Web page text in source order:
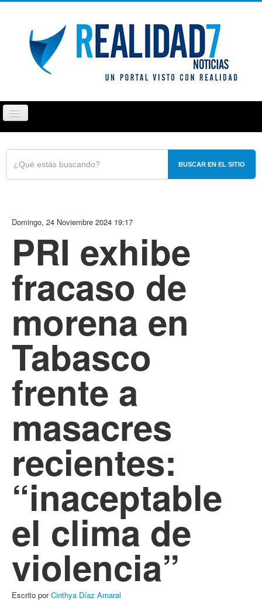
Cambiar
navegación
PUEBLA TLAXCALA OPINIÓN
BUSCAR EN EL SITIO
Domingo, 24 Noviembre 2024 19:17
PRI exhibe
fracaso de
morena en
Tabasco
frente a
masacres
recientes:
“inaceptable
el clima de
violencia”
Escrito porCinthya Díaz Amaral